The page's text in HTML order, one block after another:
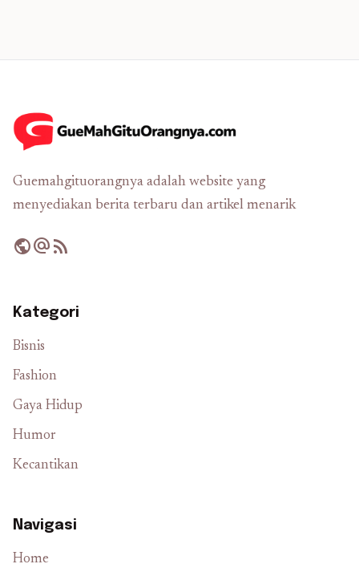
Guemahgituorangnya adalah website yang
menyediakan berita terbaru dan artikel menarik
publicalternate_emailrss_feed
Kategori
Bisnis
Fashion
Gaya Hidup
Humor
Kecantikan
Navigasi
Home